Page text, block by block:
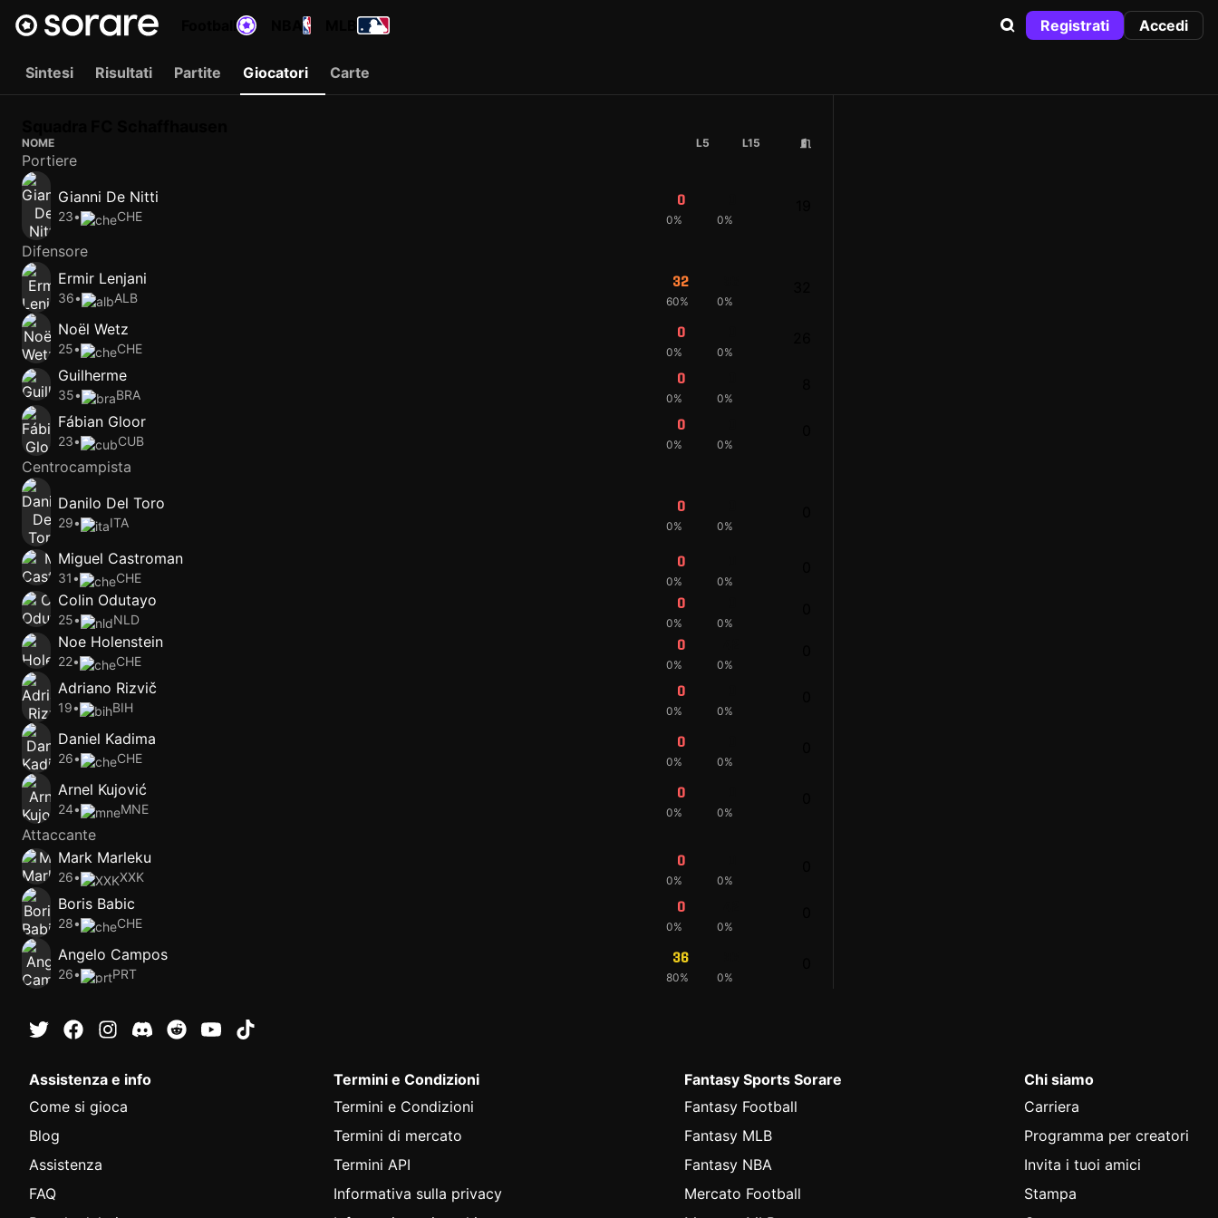
Registrati Accedi
Sintesi Risultati Partite Giocatori Carte
NOME L5 L15
Portiere
Gianni De Nitti
23• CHE
0
0% 0%
Difensore
Ermir Lenjani
36• ALB
32
60% 0%
Noël Wetz
25• CHE
0
0% 0%
Guilherme
35• BRA
0
0% 0%
Fábian Gloor
23• CUB
0
0% 0%
Centrocampista
Danilo Del Toro
29• ITA
0
0% 0%
Miguel Castroman
31• CHE
0
0% 0%
Colin Odutayo
25• NLD
0
0% 0%
Noe Holenstein
22• CHE
0
0% 0%
Adriano Rizvič
19• BIH
0
0% 0%
Daniel Kadima
26• CHE
0
0% 0%
Arnel Kujović
24• MNE
0
0% 0%
Attaccante
Mark Marleku
26• XXK
0
0% 0%
Boris Babic
28• CHE
0
0% 0%
Angelo Campos
26• PRT
36
80% 0%
Assistenza e info
Come si gioca
Blog
Assistenza
FAQ
Termini e Condizioni
Termini e Condizioni
Termini di mercato
Termini API
Informativa sulla privacy
Fantasy Sports Sorare
Fantasy Football
Fantasy MLB
Fantasy NBA
Mercato Football
Chi siamo
Carriera
Programma per creatori
Invita i tuoi amici
Stampa